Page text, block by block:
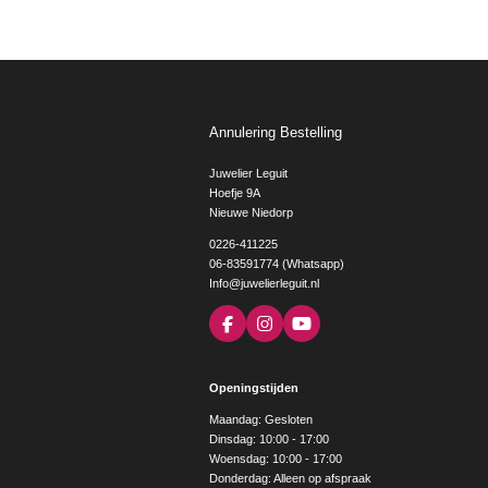
Annulering Bestelling
Juwelier Leguit
Hoefje 9A
Nieuwe Niedorp
0226-411225
06-83591774 (Whatsapp)
Info@juwelierleguit.nl
F
a
b
o
k
I
n
a
g
r
a
m
Y
o
e
Openingstijden
Maandag: Gesloten
Dinsdag: 10:00 - 17:00
Woensdag: 10:00 - 17:00
Donderdag: Alleen op afspraak